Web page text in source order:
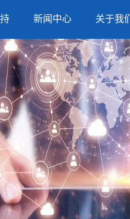
新闻中心 关于我们